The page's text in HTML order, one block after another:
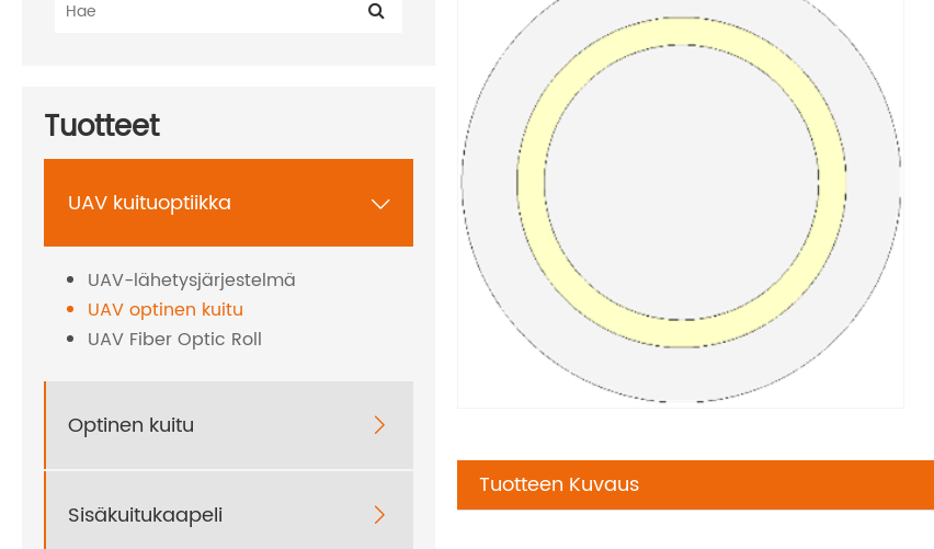
Tuotteet
UAV kuituoptiikka 
UAV-lähetysjärjestelmä
UAV optinen kuitu
UAV Fiber Optic Roll
Optinen kuitu 
Sisäkuitukaapeli 
Tuotteen Kuvaus